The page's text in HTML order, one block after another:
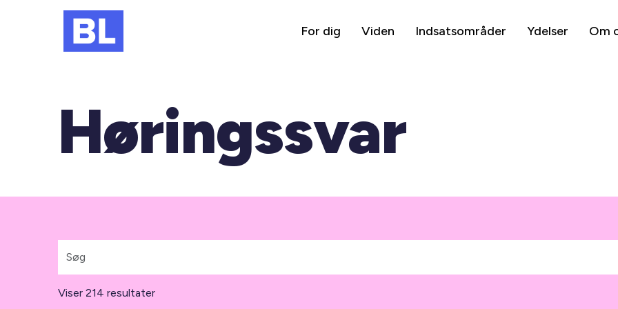
For dig Viden Indsatsområder Ydelser Om
Høringssvar
Viser 214 resultater